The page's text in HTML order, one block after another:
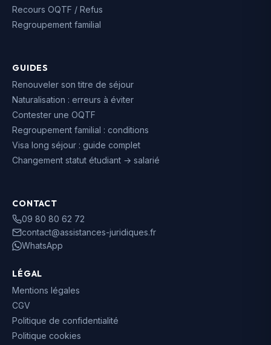
Recours OQTF / Refus
Regroupement familial
GUIDES
Renouveler son titre de séjour
Naturalisation : erreurs à éviter
Contester une OQTF
Regroupement familial : conditions
Visa long séjour : guide complet
Changement statut étudiant → salarié
CONTACT
09 80 80 62 72
contact@assistances-juridiques.fr
WhatsApp
LÉGAL
Mentions légales
CGV
Politique de confidentialité
Politique cookies